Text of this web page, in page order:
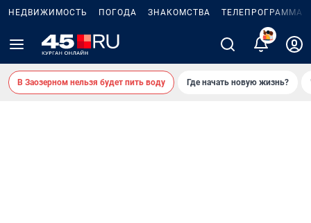
НЕДВИЖИМОСТЬ ПОГОДА ЗНАКОМСТВА ТЕЛЕПРОГРАММА
2
В Заозерном нельзя будет пить воду Где начать новую жизнь?